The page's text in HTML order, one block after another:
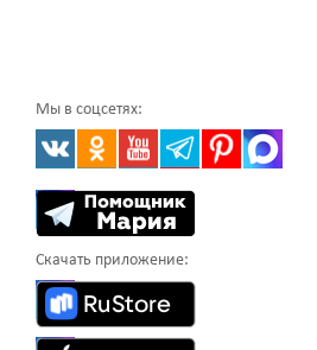
Мы в соцсетях:
Скачать приложение: